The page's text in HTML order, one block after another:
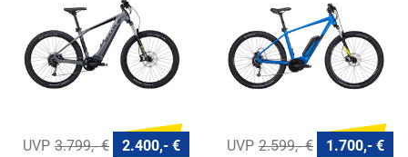
3.799,- € 2.400,- € 2.599,- € 1.700,- €